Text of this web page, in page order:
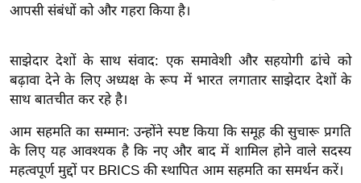
ई
पे
प
र
सा
ल
आपसी संबंधों को और गहरा किया है।
साझेदार देशों के साथ संवाद: एक समावेशी और सहयोगी ढांचे को
बढ़ावा देने के लिए अध्यक्ष के रूप में भारत लगातार साझेदार देशों के
साथ बातचीत कर रहे है।
आम सहमति का सम्मान: उन्होंने स्पष्ट किया कि समूह की सुचारू प्रगति
के लिए यह आवश्यक है कि नए और बाद में शामिल होने वाले सदस्य
महत्वपूर्ण मुद्दों पर BRICS की स्थापित आम सहमति का समर्थन करें।